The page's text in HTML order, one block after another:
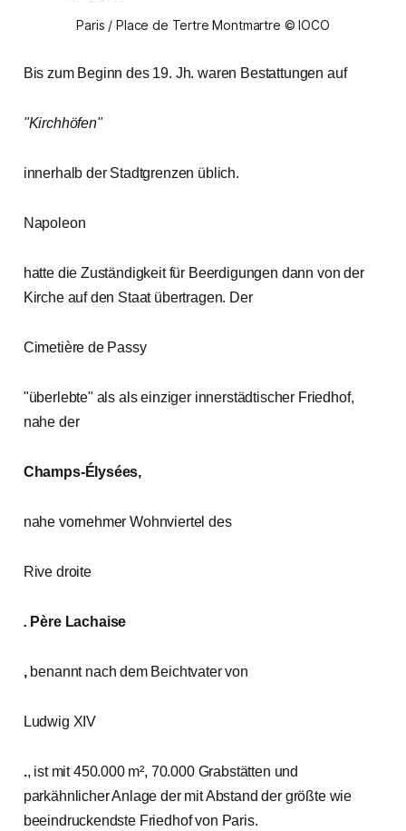
Paris / Place de Tertre Montmartre © IOCO
Bis zum Beginn des 19. Jh. waren Bestattungen auf
"Kirchhöfen"
innerhalb der Stadtgrenzen üblich.
Napoleon
hatte die Zuständigkeit für Beerdigungen dann von der
Kirche auf den Staat übertragen. Der
Cimetière de Passy
"überlebte" als als einziger innerstädtischer Friedhof,
nahe der
Champs-Élysées,
nahe vornehmer Wohnviertel des
Rive droite
. Père Lachaise
, benannt nach dem Beichtvater von
Ludwig XIV
., ist mit 450.000 m², 70.000 Grabstätten und
parkähnlicher Anlage der mit Abstand der größte wie
beeindruckendste Friedhof von Paris.